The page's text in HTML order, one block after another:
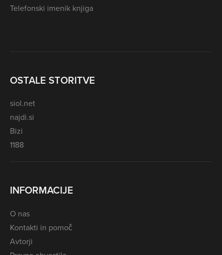
Telefonski imenik knjiga
OSTALE STORITVE
siol.net
najdi.si
Bizi
1188
INFORMACIJE
O nas
Kontakti in pomoč
Avtorji